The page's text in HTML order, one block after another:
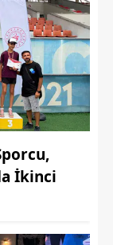
İkinci